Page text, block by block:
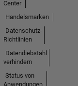
Center
Handelsmarken
Datenschutz-
Richtlinien
Datendiebstahl
verhindern
Status von
Anwendungen